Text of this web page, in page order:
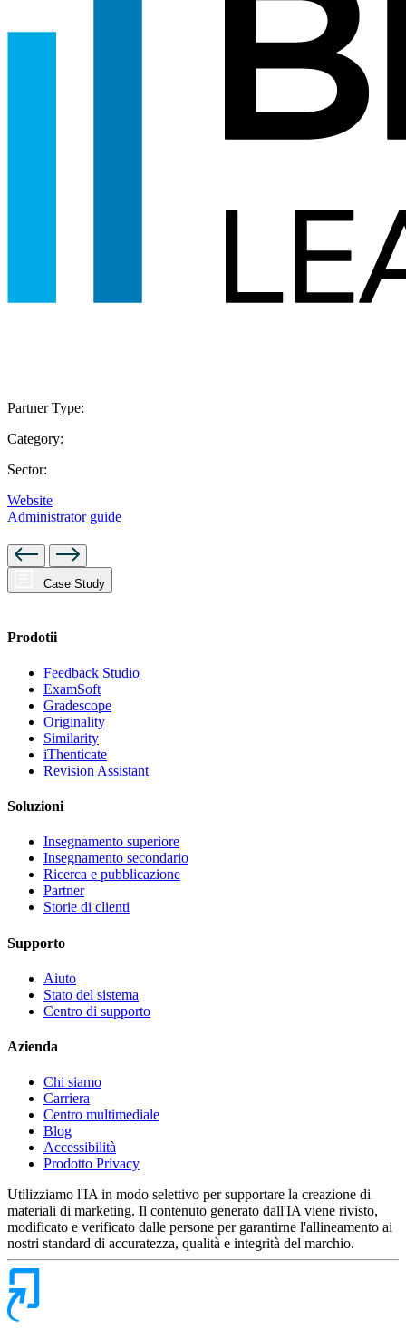
Partner Type:
Category:
Sector:
Website
Administrator guide
Case Study
Prodotii
Feedback Studio
ExamSoft
Gradescope
Originality
Similarity
iThenticate
Revision Assistant
Soluzioni
Insegnamento superiore
Insegnamento secondario
Ricerca e pubblicazione
Partner
Storie di clienti
Supporto
Aiuto
Stato del sistema
Centro di supporto
Azienda
Chi siamo
Carriera
Centro multimediale
Blog
Accessibilità
Prodotto Privacy
Utilizziamo l'IA in modo selettivo per supportare la creazione di
materiali di marketing. Il contenuto generato dall'IA viene rivisto,
modificato e verificato dalle persone per garantirne l'allineamento ai
nostri standard di accuratezza, qualità e integrità del marchio.